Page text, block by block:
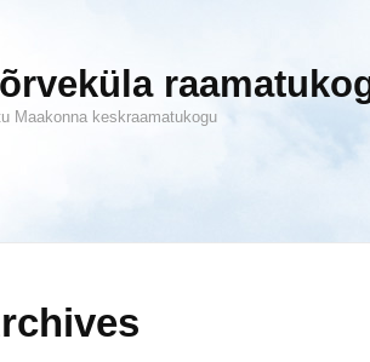
Maakonna keskraamatukogu